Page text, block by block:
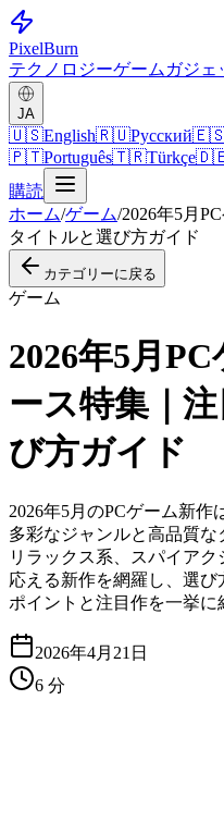
PixelBurn
テクノロジーゲーム ガジェ
JA
🇺🇸English🇷🇺Русский
🇵🇹Português🇹🇷Türkçe
購読
ホーム/ゲーム/2026年5月
タイトルと選び方ガイド
カテゴリーに戻る
ゲーム
2026年5月
ース特集｜
び方ガイド
2026年5月のPCゲーム新作
多彩なジャンルと高品質な
リラックス系、スパイア
応える新作を網羅し、選
ポイントと注目作を一挙に
2026年4月21日
6 分